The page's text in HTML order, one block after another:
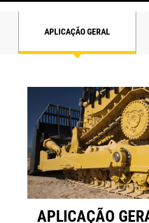
APLICAÇÃO GERAL
APLICAÇÃO